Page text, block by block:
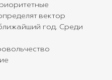
вектор
год. Среди